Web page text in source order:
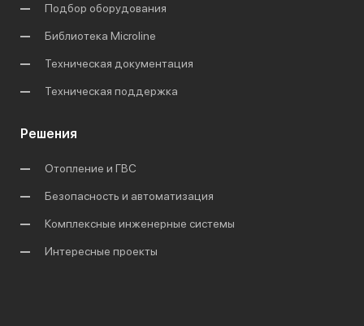
Подбор оборудования
Библиотека Microline
Техническая документация
Техническая поддержка
Решения
Отопление и ГВС
Безопасность и автоматизация
Комплексные инженерные системы
Интересные проекты